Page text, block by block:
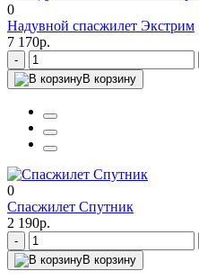
0
Надувной спасжилет Экстрим
7 170р.
-
В корзину
0
Спасжилет Спутник
2 190р.
-
В корзину